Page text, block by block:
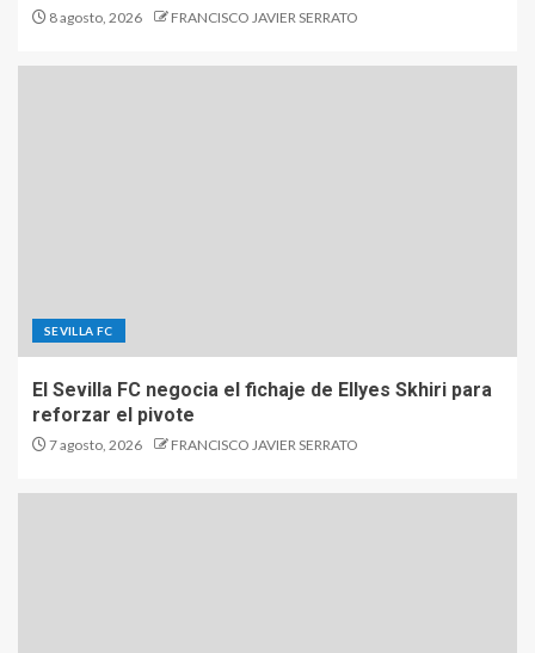
8 agosto, 2026 FRANCISCO JAVIER SERRATO
SEVILLA FC
El Sevilla FC negocia el fichaje de Ellyes Skhiri para
reforzar el pivote
7 agosto, 2026 FRANCISCO JAVIER SERRATO